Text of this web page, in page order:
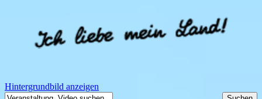
Hintergrundbild anzeigen